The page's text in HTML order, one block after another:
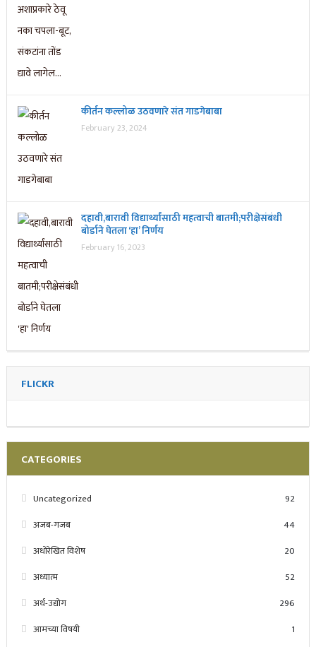
कीर्तन कल्लोळ उठवणारे संत गाडगेबाबा
February 23, 2024
दहावी,बारावी विद्यार्थ्यांसाठी महत्वाची बातमी;परीक्षेसंबंधी
बोर्डाने घेतला ‘हा’ निर्णय
February 16, 2023
FLICKR
CATEGORIES
Uncategorized
92
अजब-गजब
44
अधोरेखित विशेष
20
अध्यात्म
52
अर्थ-उद्योग
296
आमच्या विषयी
1